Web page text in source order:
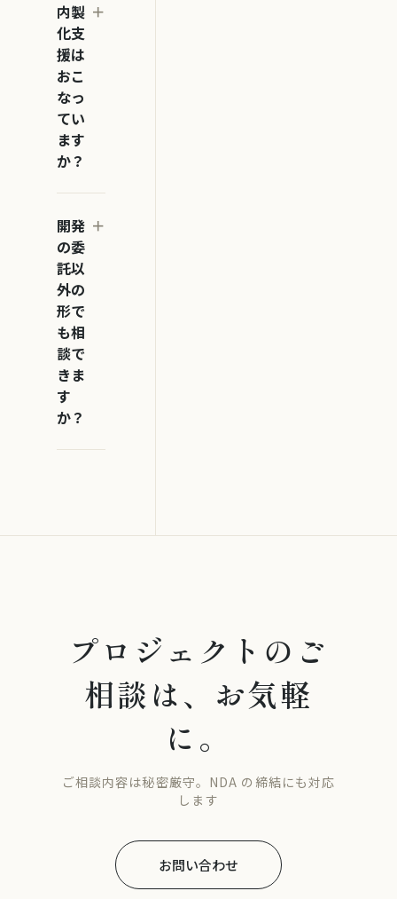
内製
化支
援は
おこ
なっ
てい
ます
か？
開発
の委
託以
外の
形で
も相
談で
きま
す
か？
プロジェクトのご
相談は、お気軽
に。
ご相談内容は秘密厳守。NDA の締結にも対応
します
お問い合わせ